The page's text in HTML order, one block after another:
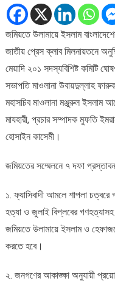
জমিয়তে উলামায়ে ইসলাম
জাতীয় প্রেস ক্লাব মিলনায়তনে
মেয়াদি ২০১ সদস্যবিশিষ্ট কমিটি
সভাপতি মাওলানা উবায়দুল্লাহ
মহাসচিব মাওলানা মঞ্জুরুল ইসলাম
মাযহারী, প্রচার সম্পাদক মুফতি
হোসাইন কাসেমী।
জমিয়তের সম্মেলনে ৭ দফা
১. ফ্যাসিবাদী আমলে শাপলা চত্বরে
হত্যা ও জুলাই বিপ্লবের
জমিয়তে উলামায়ে ইসলাম ও
করতে হবে।
২. জনগণের আকাঙ্ক্ষা অনুযায়ী